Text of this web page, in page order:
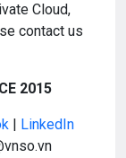
Cloud,
contact us
2015
LinkedIn